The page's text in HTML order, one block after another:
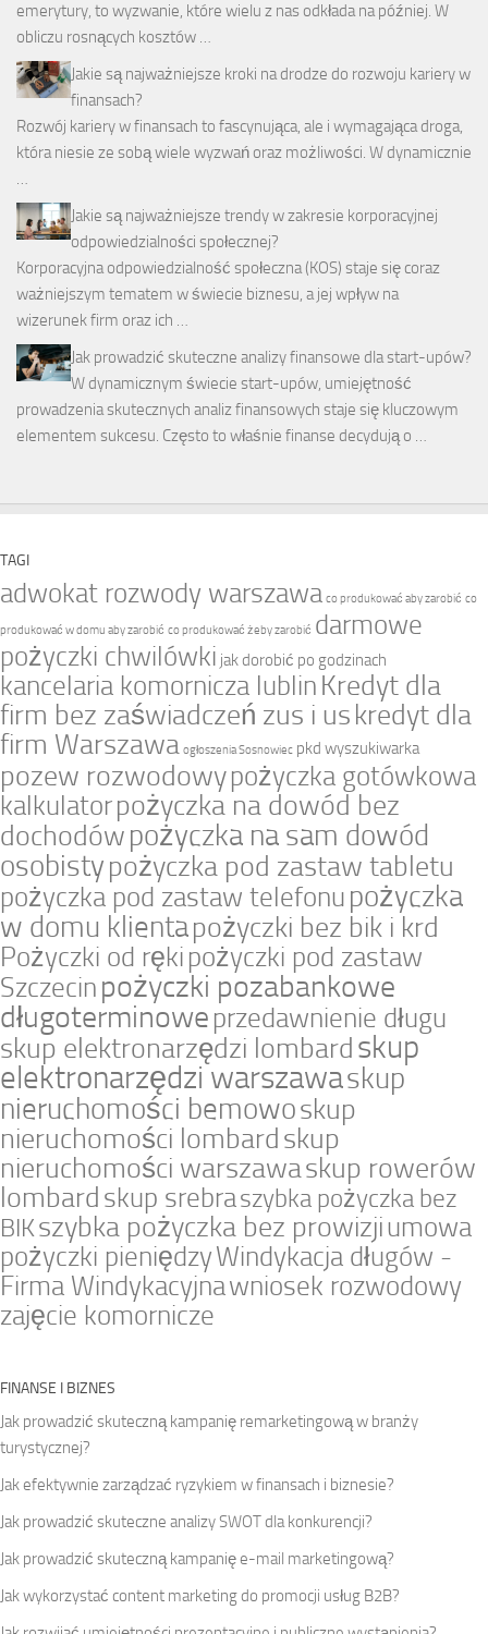
emerytury, to wyzwanie, które wielu z nas odkłada na później. W
obliczu rosnących kosztów …
Jakie są najważniejsze kroki na drodze do rozwoju kariery w
finansach?
Rozwój kariery w finansach to fascynująca, ale i wymagająca droga,
która niesie ze sobą wiele wyzwań oraz możliwości. W dynamicznie
…
Jakie są najważniejsze trendy w zakresie korporacyjnej
odpowiedzialności społecznej?
Korporacyjna odpowiedzialność społeczna (KOS) staje się coraz
ważniejszym tematem w świecie biznesu, a jej wpływ na
wizerunek firm oraz ich …
Jak prowadzić skuteczne analizy finansowe dla start-upów?
W dynamicznym świecie start-upów, umiejętność
prowadzenia skutecznych analiz finansowych staje się kluczowym
elementem sukcesu. Często to właśnie finanse decydują o …
TAGI
adwokat rozwody warszawa co produkować aby zarobić co
produkować w domu aby zarobić co produkować żeby zarobić darmowe
pożyczki chwilówki jak dorobić po godzinach
kancelaria komornicza lublin Kredyt dla
firm bez zaświadczeń zus i uskredyt dla
firm Warszawa ogłoszenia Sosnowiec pkd wyszukiwarka
pozew rozwodowypożyczka gotówkowa
kalkulatorpożyczka na dowód bez
dochodówpożyczka na sam dowód
osobistypożyczka pod zastaw tabletu
pożyczka pod zastaw telefonu pożyczka
w domu klientapożyczki bez bik i krd
Pożyczki od ręki pożyczki pod zastaw
Szczecin pożyczki pozabankowe
długoterminowe przedawnienie długu
skup elektronarzędzi lombardskup
elektronarzędzi warszawaskup
nieruchomości bemowoskup
nieruchomości lombardskup
nieruchomości warszawaskup rowerów
lombard skup srebraszybka pożyczka bez
BIKszybka pożyczka bez prowizjiumowa
pożyczki pieniędzyWindykacja długów -
Firma Windykacyjnawniosek rozwodowy
zajęcie komornicze
FINANSE I BIZNES
Jak prowadzić skuteczną kampanię remarketingową w branży
turystycznej?
Jak efektywnie zarządzać ryzykiem w finansach i biznesie?
Jak prowadzić skuteczne analizy SWOT dla konkurencji?
Jak prowadzić skuteczną kampanię e-mail marketingową?
Jak wykorzystać content marketing do promocji usług B2B?